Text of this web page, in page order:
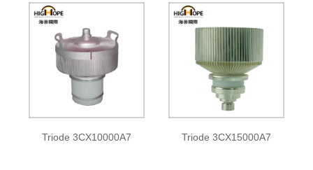
Triode 3CX10000A7 Triode 3CX15000A7